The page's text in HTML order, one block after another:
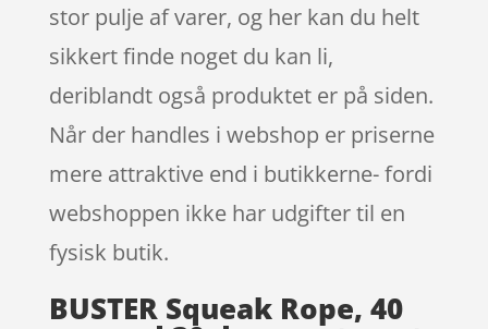
stor pulje af varer, og her kan du helt
sikkert finde noget du kan li,
deriblandt også produktet er på siden.
Når der handles i webshop er priserne
mere attraktive end i butikkerne- fordi
webshoppen ikke har udgifter til en
fysisk butik.
BUSTER Squeak Rope, 40